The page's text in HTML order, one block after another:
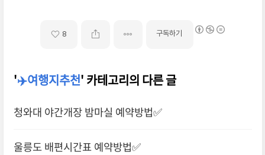
8 구독하기
'✈️여행지추천' 카테고리의 다른 글
청와대 야간개장 밤마실 예약방법✅
울릉도 배편시간표 예약방법✅